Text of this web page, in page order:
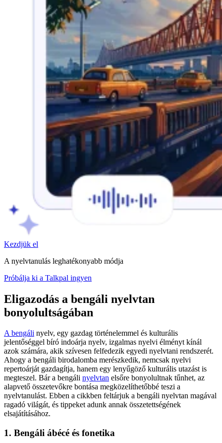
Kezdjük el
A nyelvtanulás leghatékonyabb módja
Próbálja ki a Talkpal ingyen
Eligazodás a bengáli nyelvtan
bonyolultságában
A bengáli nyelv, egy gazdag történelemmel és kulturális
jelentőséggel bíró indoárja nyelv, izgalmas nyelvi élményt kínál
azok számára, akik szívesen felfedezik egyedi nyelvtani rendszerét.
Ahogy a bengáli birodalomba merészkedik, nemcsak nyelvi
repertoárját gazdagítja, hanem egy lenyűgöző kulturális utazást is
megteszel. Bár a bengáli nyelvtan elsőre bonyolultnak tűnhet, az
alapvető összetevőkre bontása megközelíthetőbbé teszi a
nyelvtanulást. Ebben a cikkben feltárjuk a bengáli nyelvtan magával
ragadó világát, és tippeket adunk annak összetettségének
elsajátításához.
1. Bengáli ábécé és fonetika